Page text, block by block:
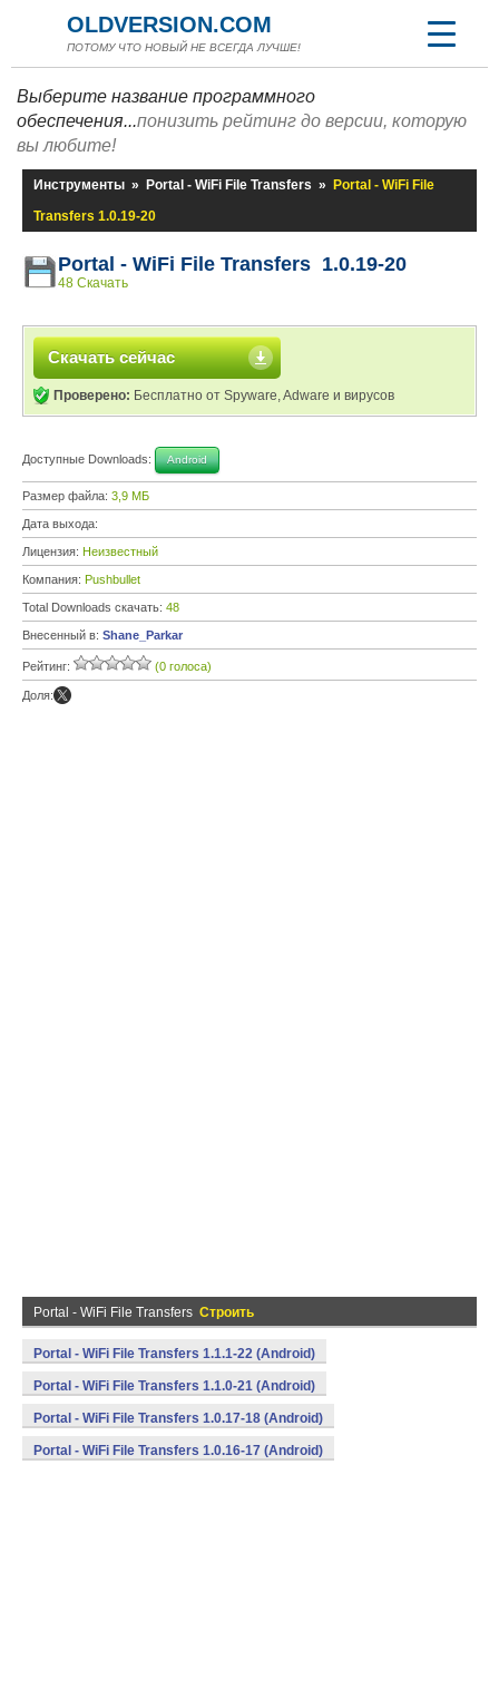
OLDVERSION.COM
ПОТОМУ ЧТО НОВЫЙ НЕ ВСЕГДА ЛУЧШЕ!
Выберите название программного
обеспечения...понизить рейтинг до версии, которую
вы любите!
Инструменты » Portal - WiFi File Transfers »
Portal - WiFi File
Transfers 1.0.19-20
Portal - WiFi File Transfers 1.0.19-20
48 Скачать
Скачать сейчас
Проверено: Бесплатно от Spyware, Adware и вирусов
Доступные Downloads: Android
Размер файла: 3,9 МБ
Дата выхода:
Лицензия: Неизвестный
Компания: Pushbullet
Total Downloads скачать: 48
Внесенный в: Shane_Parkar
Рейтинг: (0 голоса)
Доля:
Portal - WiFi File Transfers Строить
Portal - WiFi File Transfers 1.1.1-22 (Android)
Portal - WiFi File Transfers 1.1.0-21 (Android)
Portal - WiFi File Transfers 1.0.17-18 (Android)
Portal - WiFi File Transfers 1.0.16-17 (Android)